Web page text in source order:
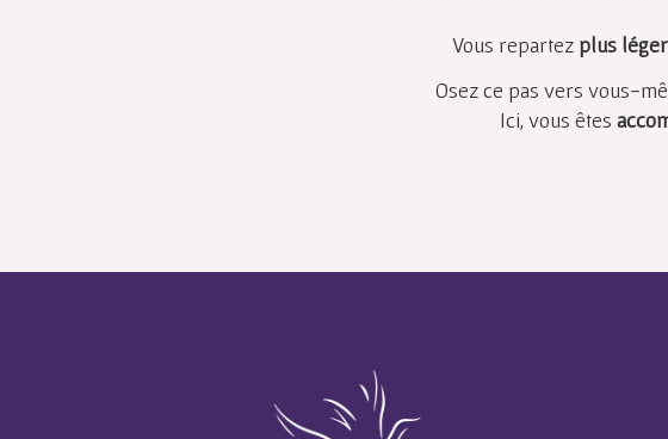
Vous repartez plus
Osez ce pas vers vous-
Ici, vous êtes